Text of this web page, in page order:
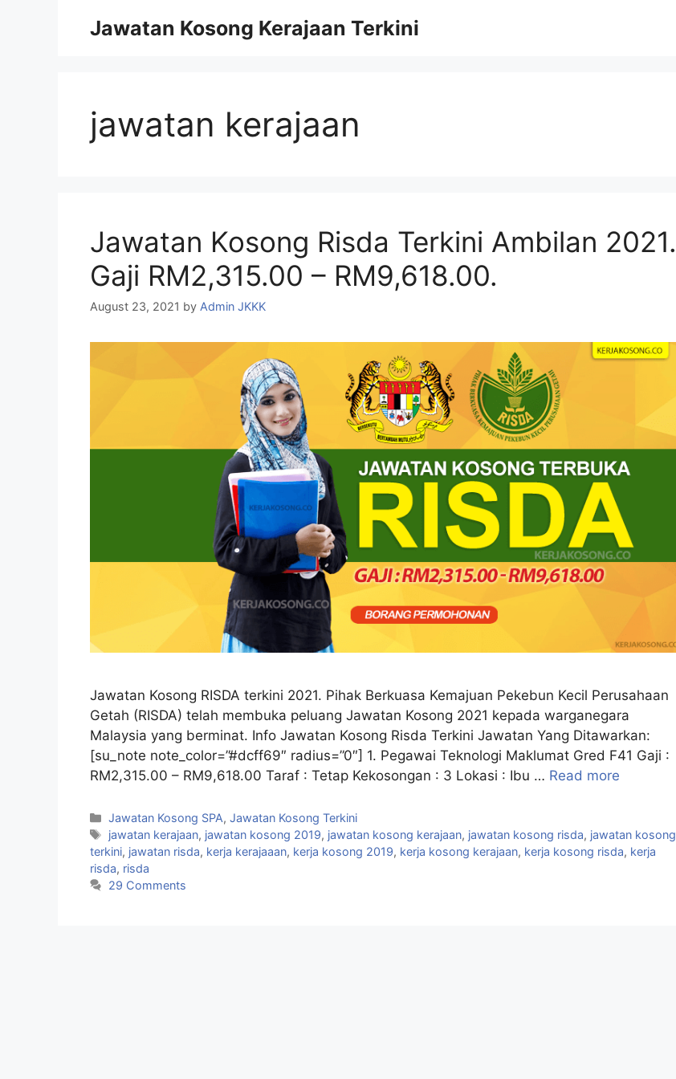
Jawatan Kosong Kerajaan Terkini
jawatan kerajaan
Jawatan Kosong Risda Terkini Ambilan 2021.
Gaji RM2,315.00 – RM9,618.00.
August 23, 2021 by Admin JKKK
Jawatan Kosong RISDA terkini 2021. Pihak Berkuasa Kemajuan Pekebun Kecil Perusahaan
Getah (RISDA) telah membuka peluang Jawatan Kosong 2021 kepada warganegara
Malaysia yang berminat. Info Jawatan Kosong Risda Terkini Jawatan Yang Ditawarkan:
[su_note note_color=”#dcff69″ radius=”0″] 1. Pegawai Teknologi Maklumat Gred F41 Gaji :
RM2,315.00 – RM9,618.00 Taraf : Tetap Kekosongan : 3 Lokasi : Ibu … Read more
Categories
Jawatan Kosong SPA,Jawatan Kosong Terkini
Tags
jawatan kerajaan, jawatan kosong 2019, jawatan kosong kerajaan, jawatan kosong risda, jawatan kosong
terkini, jawatan risda, kerja kerajaaan, kerja kosong 2019, kerja kosong kerajaan, kerja kosong risda, kerja
risda, risda
29 Comments